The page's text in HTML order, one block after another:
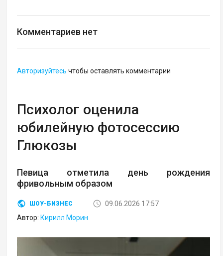
Комментариев нет
Авторизуйтесь чтобы оставлять комментарии
Психолог оценила
юбилейную фотосессию
Глюкозы
Певица отметила день рождения
фривольным образом
ШОУ-БИЗНЕС
09.06.2026 17:57
Автор: Кирилл Морин